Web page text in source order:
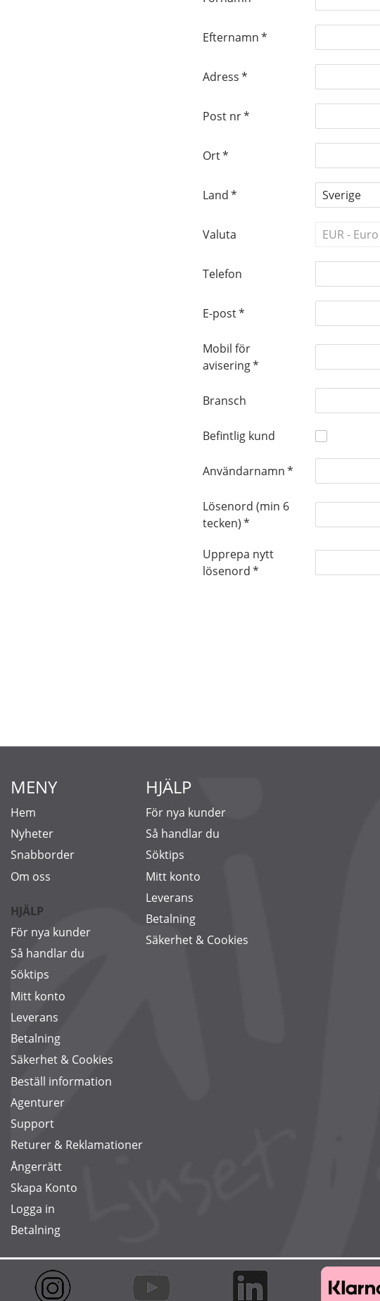
Efternamn*
Adress*
Post nr*
Ort*
Land*
Valuta
Telefon
E-post*
Mobil för
avisering*
Bransch
Befintlig kund
Användarnamn*
Lösenord (min 6
tecken)*
Upprepa nytt
lösenord*
MENY
Hem
Nyheter
Snabborder
Om oss
HJÄLP
För nya kunder
Så handlar du
Söktips
Mitt konto
Leverans
Betalning
Säkerhet & Cookies
Beställ information
Agenturer
Support
Returer & Reklamationer
Ångerrätt
Skapa Konto
Logga in
Betalning
HJÄLP
För nya kunder
Så handlar du
Söktips
Mitt konto
Leverans
Betalning
Säkerhet & Cookies